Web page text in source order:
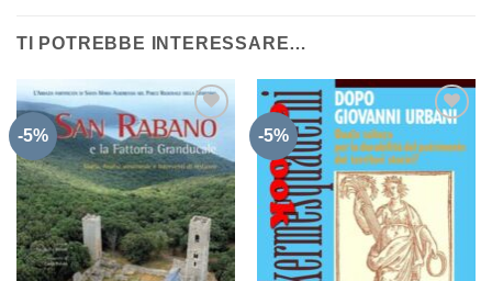
TI POTREBBE INTERESSARE…
-5%
Aggiungi
alla lista
dei
desideri
-5%
Aggiungi
alla lista
desideri